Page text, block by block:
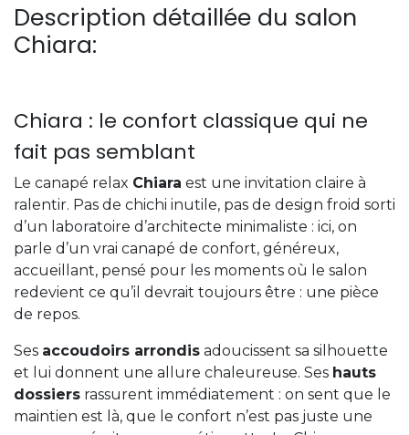
Description détaillée du salon
Chiara:
Chiara : le confort classique qui ne
fait pas semblant
Le canapé relax Chiara est une invitation claire à
ralentir. Pas de chichi inutile, pas de design froid sorti
d’un laboratoire d’architecte minimaliste : ici, on
parle d’un vrai canapé de confort, généreux,
accueillant, pensé pour les moments où le salon
redevient ce qu’il devrait toujours être : une pièce
de repos.
Ses accoudoirs arrondis adoucissent sa silhouette
et lui donnent une allure chaleureuse. Ses hauts
dossiers rassurent immédiatement : on sent que le
maintien est là, que le confort n’est pas juste une